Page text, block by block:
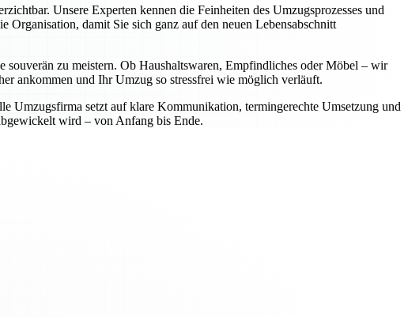
Unsere Experten kennen die Feinheiten des Umzugsprozesses und
Organisation, damit Sie sich ganz auf den neuen Lebensabschnitt
zu meistern. Ob Haushaltswaren, Empfindliches oder Möbel – wir
ankommen und Ihr Umzug so stressfrei wie möglich verläuft.
Umzugsfirma setzt auf klare Kommunikation, termingerechte Umsetzung und
wird – von Anfang bis Ende.